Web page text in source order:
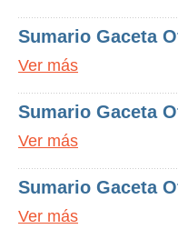
Sumario Gaceta
Ver más
Sumario Gaceta
Ver más
Sumario Gaceta
Ver más